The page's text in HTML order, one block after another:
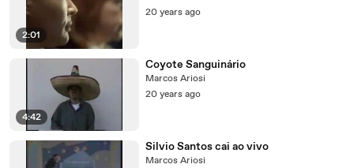
2:01
20 years ago
4:42
Coyote Sanguinário
Marcos Ariosi
20 years ago
Silvio Santos cai ao vivo
Marcos Ariosi